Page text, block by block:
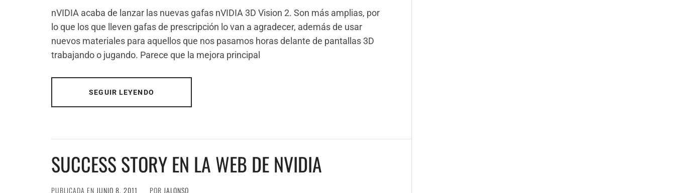
nVIDIA acaba de lanzar las nuevas gafas nVIDIA 3D Vision 2. Son más amplias, por
lo que los que lleven gafas de prescripción lo van a agradecer, además de usar
nuevos materiales para aquellos que nos pasamos horas delante de pantallas 3D
trabajando o jugando. Parece que la mejora principal
SEGUIR LEYENDO
SUCCESS STORY EN LA WEB DE NVIDIA
PUBLICADA EN JUNIO 8, 2011 POR JALONSO